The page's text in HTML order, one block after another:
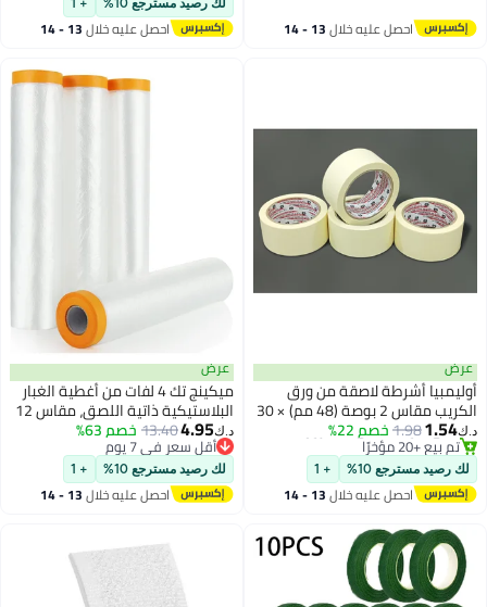
احصل عليه خلال 13 - 14 والمطبخ - لا يترك أي بقايا، قابل
للغسل، لا يترك أثراً
لك رصيد مسترجع 10% + 1
احصل عليه خلال 13 - 14
أشرطة لاصقة من ورق
الكريب مقاس 2 بوصة (48 مم) × 30
ياردة (27.43 مترًا) - درجة رسامين
للمنزل والمكتب ووضع
والتعبئة. عبوة من 4 قطع
1.54
1.98خصم 22%
أقل سعر في 30 يوم
باقي 1 وحدات في المخزون
تم بيع +20 مؤخرًا
أقل سعر في 30 يوم
رصيد مسترجع 10% + 1
احصل عليه خلال 13 - 14
عرض
ميكينج تك 4 لفات من أغطية الغبار
البلاستيكية ذاتية اللصق، مقاس 12
متر × 2.4 متر، فيلم حماية مقاوم
للماء للطلاء والأثاث والأرضيات
والجدران
4.95
13.40خصم 63%
أقل سعر في 7 يوم
أقل سعر في 7 يوم
لك رصيد مسترجع 10% + 1
احصل عليه خلال 13 - 14